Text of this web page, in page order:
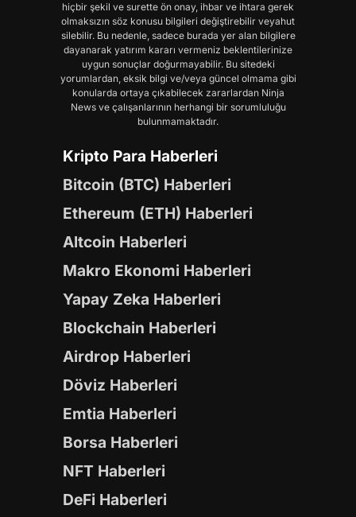
hiçbir şekil ve surette ön onay, ihbar ve ihtara gerek
olmaksızın söz konusu bilgileri değiştirebilir veyahut
silebilir. Bu nedenle, sadece burada yer alan bilgilere
dayanarak yatırım kararı vermeniz beklentilerinize
uygun sonuçlar doğurmayabilir. Bu sitedeki
yorumlardan, eksik bilgi ve/veya güncel olmama gibi
konularda ortaya çıkabilecek zararlardan Ninja
News ve çalışanlarının herhangi bir sorumluluğu
bulunmamaktadır.
Kripto Para Haberleri
Bitcoin (BTC) Haberleri
Ethereum (ETH) Haberleri
Altcoin Haberleri
Makro Ekonomi Haberleri
Yapay Zeka Haberleri
Blockchain Haberleri
Airdrop Haberleri
Döviz Haberleri
Emtia Haberleri
Borsa Haberleri
NFT Haberleri
DeFi Haberleri